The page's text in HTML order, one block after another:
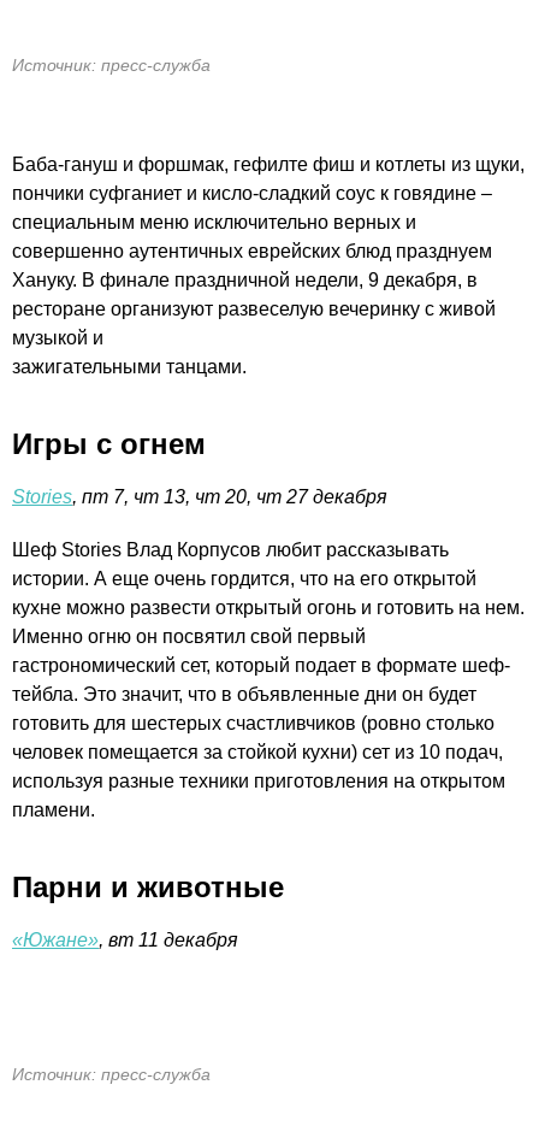
Источник: пресс-служба
Баба-гануш и форшмак, гефилте фиш и котлеты из щуки,
пончики суфганиет и кисло-сладкий соус к говядине –
специальным меню исключительно верных и
совершенно аутентичных еврейских блюд празднуем
Хануку. В финале праздничной недели, 9 декабря, в
ресторане организуют развеселую вечеринку с живой
музыкой и
зажигательными танцами.
Игры с огнем
Stories, пт 7, чт 13, чт 20, чт 27 декабря
Шеф Stories Влад Корпусов любит рассказывать
истории. А еще очень гордится, что на его открытой
кухне можно развести открытый огонь и готовить на нем.
Именно огню он посвятил свой первый
гастрономический сет, который подает в формате шеф-
тейбла. Это значит, что в объявленные дни он будет
готовить для шестерых счастливчиков (ровно столько
человек помещается за стойкой кухни) сет из 10 подач,
используя разные техники приготовления на открытом
пламени.
Парни и животные
«Южане», вт 11 декабря
Источник: пресс-служба